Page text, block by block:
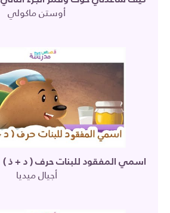
أوستن ماكولي
اسمي المفقود للبنات حرف ( د + ذ )
أجيال ميديا